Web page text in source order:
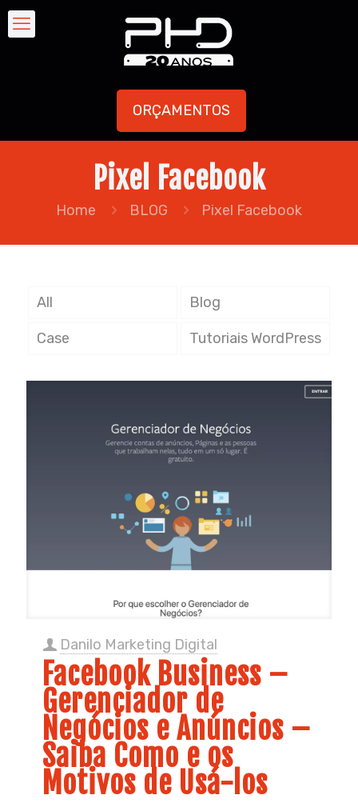
ORÇAMENTOS
Pixel Facebook
Home BLOG Pixel Facebook
All Blog
Case Tutoriais WordPress
Danilo Marketing Digital
Facebook Business –
Gerenciador de
Negócios e Anúncios –
Saiba Como e os
Motivos de Usá-los